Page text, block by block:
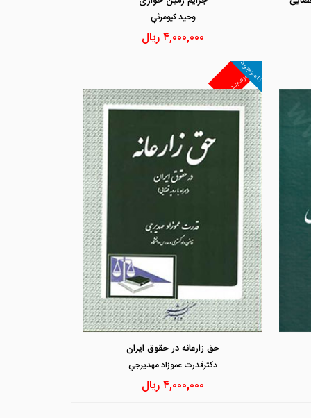
وحيد كيومرثي
۴,۰۰۰,۰۰۰ریال
مشاهده و خرید
غیرمجد
ناموجود
حق زارعانه در حقوق ایران
دكترقدرت عموزاد مهديرجي
۴,۰۰۰,۰۰۰ریال